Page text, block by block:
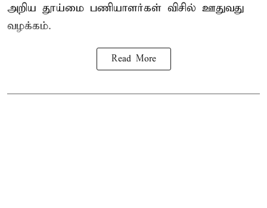
அறிய தூய்மை பணியாளர்கள் விசில் ஊதுவது
வழக்கம்.
Read More